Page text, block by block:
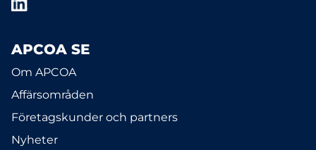
APCOA SE
Om APCOA
Affärsområden
Företagskunder och partners
Nyheter